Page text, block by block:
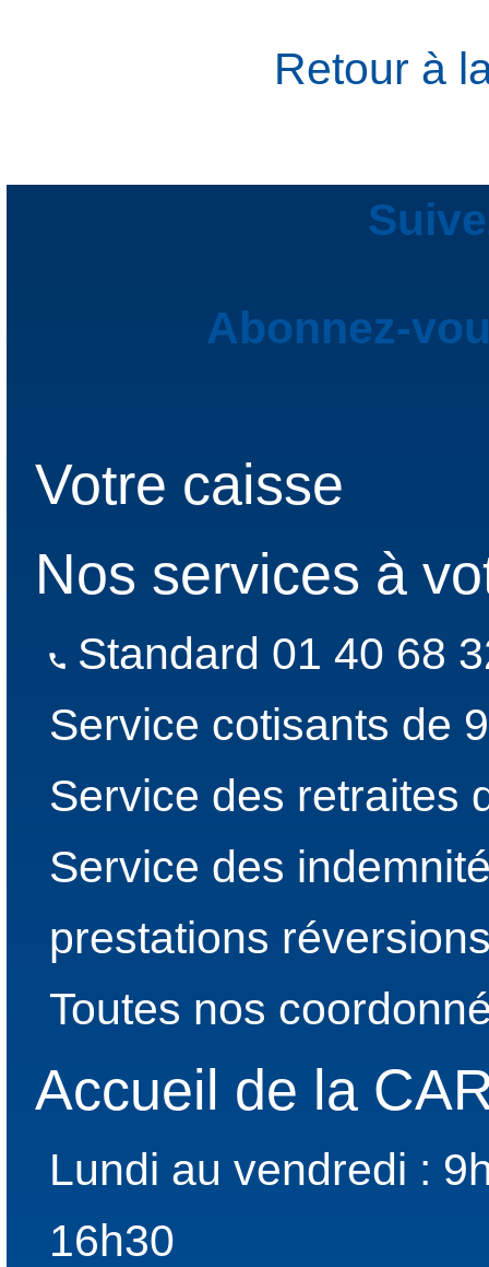
Retour à
Abonnez-
Votre caisse
Nos services à
Standard 01 40 68
Service cotisants de
Service des retraites
Service des
prestations
Toutes nos
Accueil de la
Lundi au vendredi :
16h30